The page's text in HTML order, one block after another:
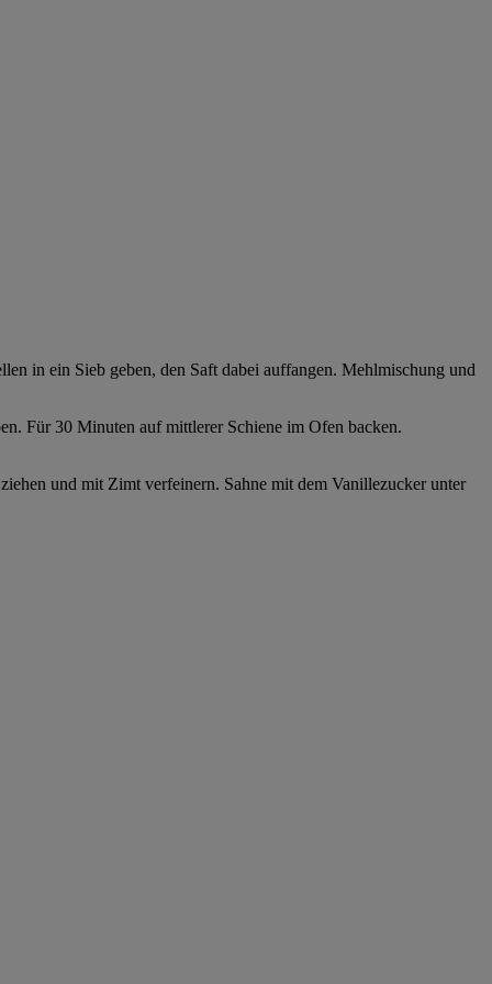
in ein Sieb geben, den Saft dabei auffangen. Mehlmischung und
Für 30 Minuten auf mittlerer Schiene im Ofen backen.
und mit Zimt verfeinern. Sahne mit dem Vanillezucker unter